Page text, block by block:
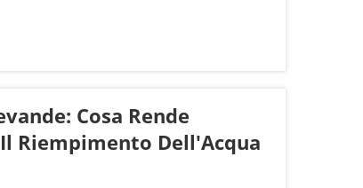
Cosa Rende
Riempimento Dell'Acqua